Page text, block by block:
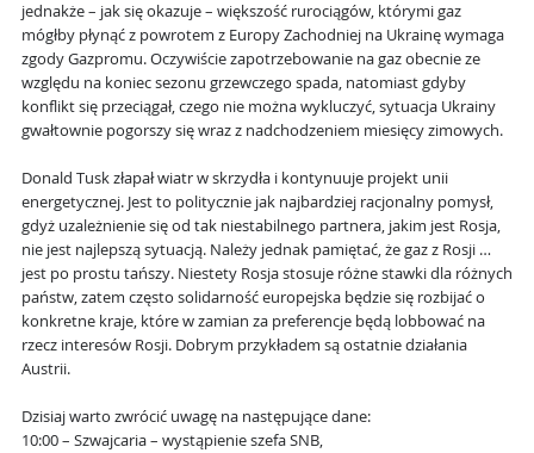
jednakże – jak się okazuje – większość rurociągów, którymi gaz
mógłby płynąć z powrotem z Europy Zachodniej na Ukrainę wymaga
zgody Gazpromu. Oczywiście zapotrzebowanie na gaz obecnie ze
względu na koniec sezonu grzewczego spada, natomiast gdyby
konflikt się przeciągał, czego nie można wykluczyć, sytuacja Ukrainy
gwałtownie pogorszy się wraz z nadchodzeniem miesięcy zimowych.
Donald Tusk złapał wiatr w skrzydła i kontynuuje projekt unii
energetycznej. Jest to politycznie jak najbardziej racjonalny pomysł,
gdyż uzależnienie się od tak niestabilnego partnera, jakim jest Rosja,
nie jest najlepszą sytuacją. Należy jednak pamiętać, że gaz z Rosji …
jest po prostu tańszy. Niestety Rosja stosuje różne stawki dla różnych
państw, zatem często solidarność europejska będzie się rozbijać o
konkretne kraje, które w zamian za preferencje będą lobbować na
rzecz interesów Rosji. Dobrym przykładem są ostatnie działania
Austrii.
Dzisiaj warto zwrócić uwagę na następujące dane:
10:00 – Szwajcaria – wystąpienie szefa SNB,